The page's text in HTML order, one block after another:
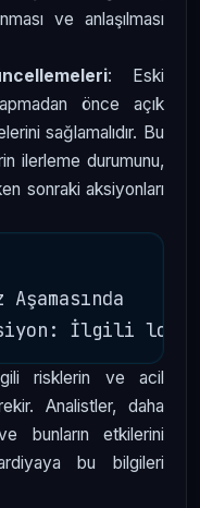
ve anlaşılması
: Eski
önce açık
sağlamalıdır. Bu
ilerleme durumunu,
sonraki aksiyonları
risklerin ve acil
Analistler, daha
bunların etkilerini
bu bilgileri